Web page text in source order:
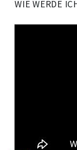
WIE WERDE